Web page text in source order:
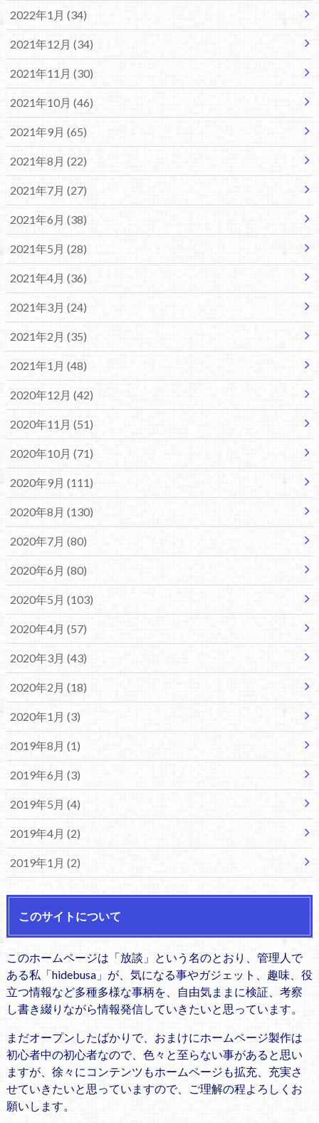
2022年1月 (34)
2021年12月 (34)
2021年11月 (30)
2021年10月 (46)
2021年9月 (65)
2021年8月 (22)
2021年7月 (27)
2021年6月 (38)
2021年5月 (28)
2021年4月 (36)
2021年3月 (24)
2021年2月 (35)
2021年1月 (48)
2020年12月 (42)
2020年11月 (51)
2020年10月 (71)
2020年9月 (111)
2020年8月 (130)
2020年7月 (80)
2020年6月 (80)
2020年5月 (103)
2020年4月 (57)
2020年3月 (43)
2020年2月 (18)
2020年1月 (3)
2019年8月 (1)
2019年6月 (3)
2019年5月 (4)
2019年4月 (2)
2019年1月 (2)
このサイトについて
このホームページは「放談」という名のとおり、管理人で
ある私「hidebusa」が、気になる事やガジェット、趣味、役
立つ情報など多種多様な事柄を、自由気ままに検証、考察
し書き綴りながら情報発信していきたいと思っています。
まだオープンしたばかりで、おまけにホームページ製作は
初心者中の初心者なので、色々と至らない事があると思い
ますが、徐々にコンテンツもホームページも拡充、充実さ
せていきたいと思っていますので、ご理解の程よろしくお
願いします。